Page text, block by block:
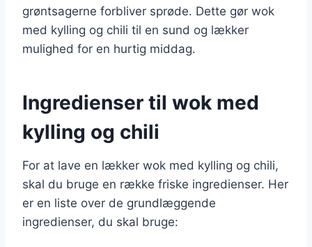
grøntsagerne forbliver sprøde. Dette gør wok
med kylling og chili til en sund og lækker
mulighed for en hurtig middag.
Ingredienser til wok med
kylling og chili
For at lave en lækker wok med kylling og chili,
skal du bruge en række friske ingredienser. Her
er en liste over de grundlæggende
ingredienser, du skal bruge: